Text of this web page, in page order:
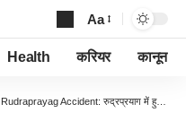
Font
Resizer
Aa
Health करियर कानून
Rudraprayag Accident: रुद्रप्रयाग में हुआ दिल दहला देने वाला हादसा, अलकनंदा में गिरी यात्रियों की बस।